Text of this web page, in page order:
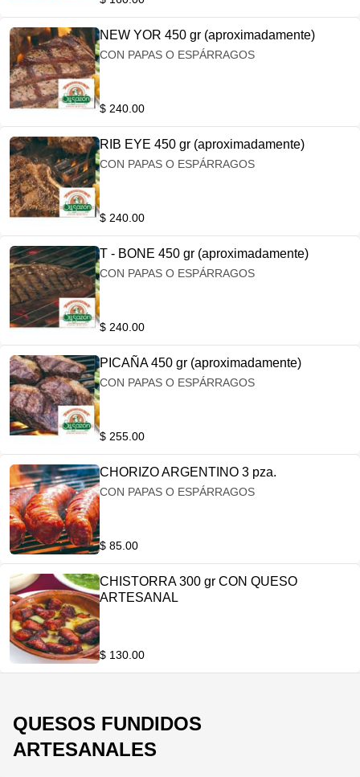
NEW YOR 450 gr (aproximadamente)
CON PAPAS O ESPÁRRAGOS
$ 240.00
RIB EYE 450 gr (aproximadamente)
CON PAPAS O ESPÁRRAGOS
$ 240.00
T - BONE 450 gr (aproximadamente)
CON PAPAS O ESPÁRRAGOS
$ 240.00
PICAÑA 450 gr (aproximadamente)
CON PAPAS O ESPÁRRAGOS
$ 255.00
CHORIZO ARGENTINO 3 pza.
CON PAPAS O ESPÁRRAGOS
$ 85.00
CHISTORRA 300 gr CON QUESO
ARTESANAL
$ 130.00
QUESOS FUNDIDOS
ARTESANALES